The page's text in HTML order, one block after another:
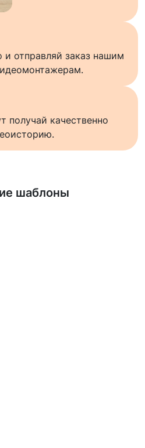
отправляй заказ нашим
получай качественно
шаблоны
больше